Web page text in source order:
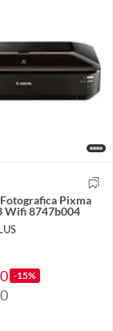
Pixma
Wifi 8747b004
-15%